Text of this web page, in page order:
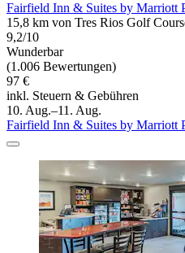
Fairfield Inn & Suites by Marriott
15,8 km von Tres Rios Golf
9,2/10
Wunderbar
(1.006 Bewertungen)
97 €
inkl. Steuern & Gebühren
10. Aug.–11. Aug.
Fairfield Inn & Suites by Marriott